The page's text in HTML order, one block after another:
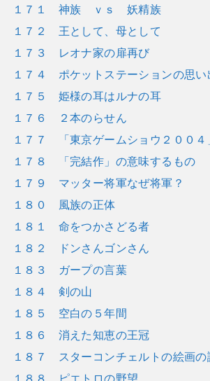
１７１ 神族 ｖｓ 妖精族
１７２ 王として、母として
１７３ レオナ家の扉再び
１７４ ポケットステーションの思い
１７５ 姫様の耳はルナの耳
１７６ ２本のらせん
１７７ 「東京ゲームショウ２００４
１７８ 「完結作」の意味するもの
１７９ マッター将軍なぜ将軍？
１８０ 風族の正体
１８１ 命をつかさどる者
１８２ ドンさんゴンさん
１８３ ガープの言葉
１８４ 剣の山
１８５ 空白の５年間
１８６ 消えた知恵の王冠
１８７ スターコンチェルトの絵画の
１８８ ピエトロの野望